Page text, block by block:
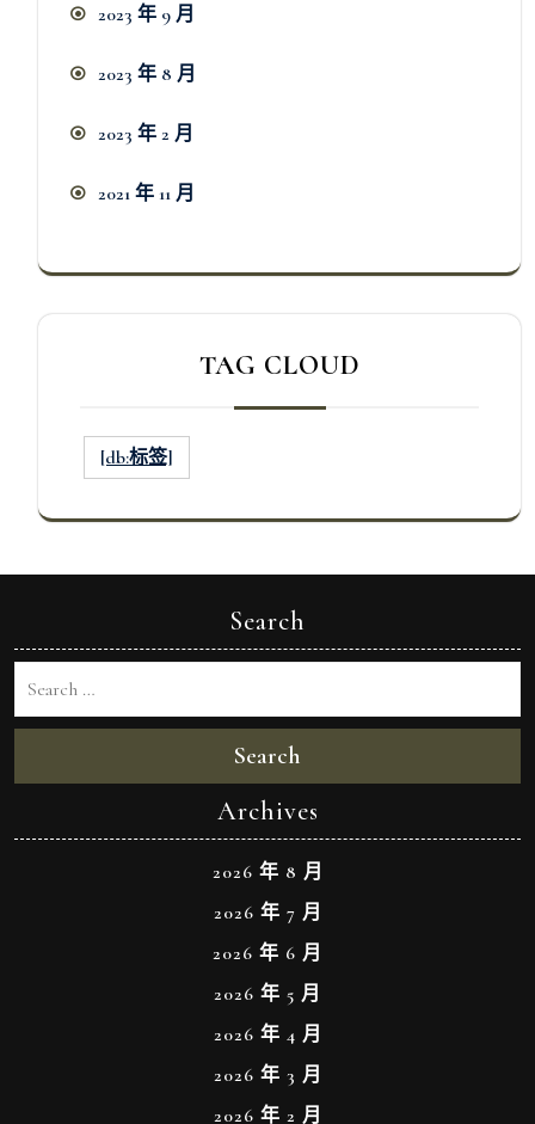
2023 年 9 月
2023 年 8 月
2023 年 2 月
2021 年 11 月
TAG CLOUD
[db:标签]
Search
Search
Archives
2026 年 8 月
2026 年 7 月
2026 年 6 月
2026 年 5 月
2026 年 4 月
2026 年 3 月
2026 年 2 月